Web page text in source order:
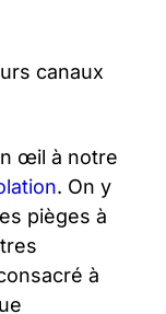
canaux
œil à notre
. On y
pièges à
à